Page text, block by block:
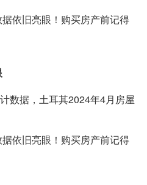
数据，土耳其2024年4月房屋